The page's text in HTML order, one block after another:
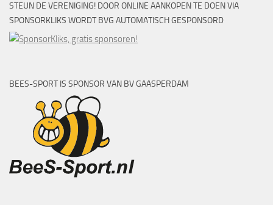
STEUN DE VERENIGING! DOOR ONLINE AANKOPEN TE DOEN VIA
SPONSORKLIKS WORDT BVG AUTOMATISCH GESPONSORD
BEES-SPORT IS SPONSOR VAN BV GAASPERDAM